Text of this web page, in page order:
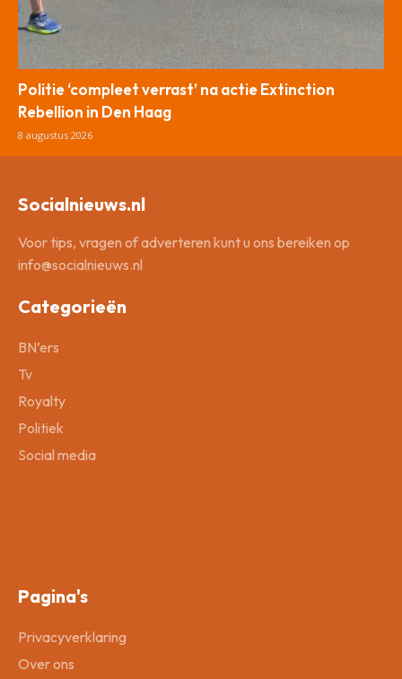
Politie ‘compleet verrast’ na actie Extinction
Rebellion in Den Haag
8 augustus 2026
Socialnieuws.nl
Voor tips, vragen of adverteren kunt u ons bereiken op
info@socialnieuws.nl
Categorieën
BN’ers
Tv
Royalty
Politiek
Social media
Pagina's
Privacyverklaring
Over ons